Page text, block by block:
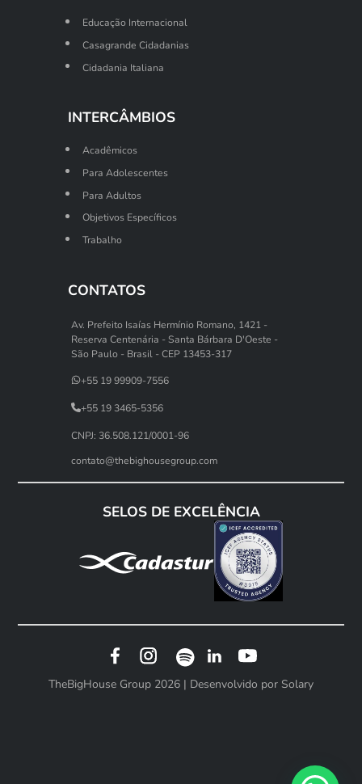
Educação Internacional
Casagrande Cidadanias
Cidadania Italiana
INTERCÂMBIOS
Acadêmicos
Para Adolescentes
Para Adultos
Objetivos Específicos
Trabalho
CONTATOS
Av. Prefeito Isaías Hermínio Romano, 1421 -
Reserva Centenária - Santa Bárbara D'Oeste -
São Paulo - Brasil - CEP 13453-317
+55 19 99909-7556
+55 19 3465-5356
CNPJ: 36.508.121/0001-96
contato@thebighousegroup.com
SELOS DE EXCELÊNCIA
TheBigHouse Group 2026 | Desenvolvido por Solary